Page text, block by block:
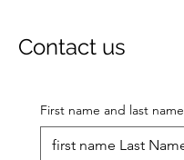
Contact us
First name and last name